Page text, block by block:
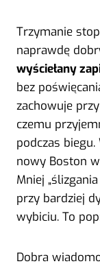
Trzymanie
naprawdę
wyściełany
bez
zachowuje
czemu
podczas
nowy Boston
Mniej
przy bardziej
wybiciu. To
Dobra